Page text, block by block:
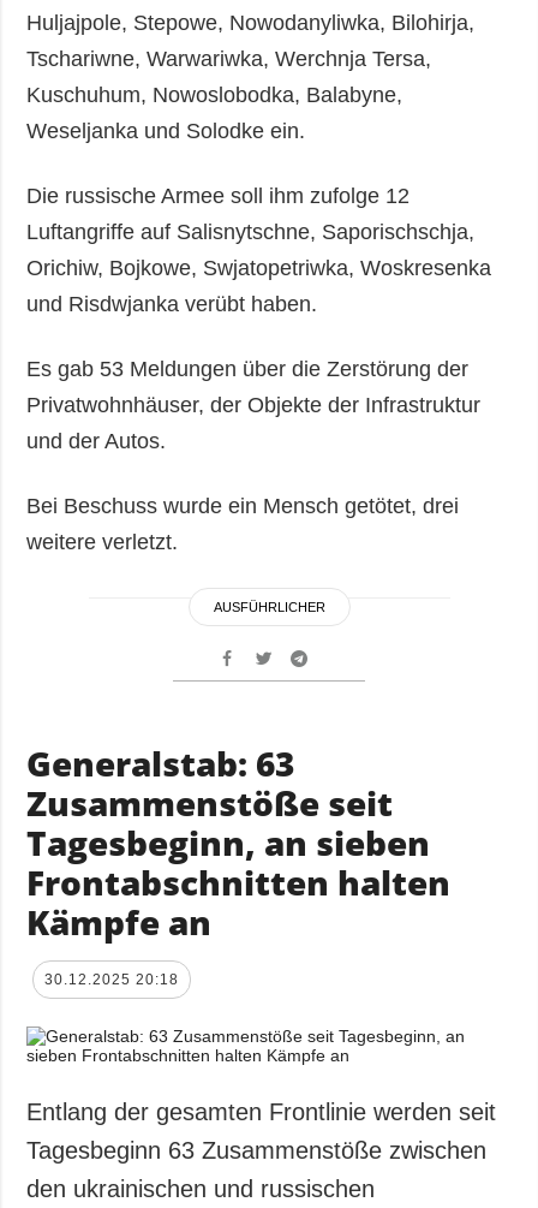
Huljajpole, Stepowe, Nowodanyliwka, Bilohirja,
Tschariwne, Warwariwka, Werchnja Tersa,
Kuschuhum, Nowoslobodka, Balabyne,
Weseljanka und Solodke ein.
Die russische Armee soll ihm zufolge 12
Luftangriffe auf Salisnytschne, Saporischschja,
Orichiw, Bojkowe, Swjatopetriwka, Woskresenka
und Risdwjanka verübt haben.
Es gab 53 Meldungen über die Zerstörung der
Privatwohnhäuser, der Objekte der Infrastruktur
und der Autos.
Bei Beschuss wurde ein Mensch getötet, drei
weitere verletzt.
AUSFÜHRLICHER
Generalstab: 63
Zusammenstöße seit
Tagesbeginn, an sieben
Frontabschnitten halten
Kämpfe an
30.12.2025 20:18
Entlang der gesamten Frontlinie werden seit
Tagesbeginn 63 Zusammenstöße zwischen
den ukrainischen und russischen